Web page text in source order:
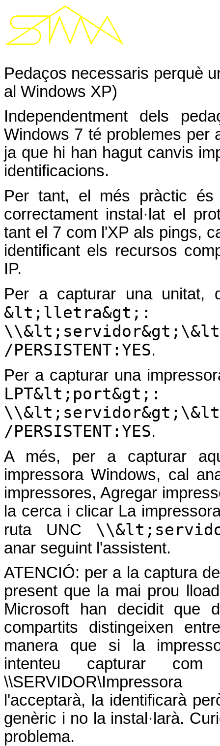
Pedaços necessaris perquè
al Windows XP)
Independentment dels
Windows 7 té problemes per
ja que hi han hagut canvis
identificacions.
Per tant, el més pràctic
correctament instal·lat el
tant el 7 com l'XP als pings,
identificant els recursos
IP.
Per a capturar una
&lt;lletra&gt;:
/PERSISTENT:YES.
Per a capturar una
LPT&lt;port&gt;:
/PERSISTENT:YES.
A més, per a capturar
impressora Windows, cal
impressores, Agregar
la cerca i clicar La
ruta UNC
anar seguint l'assistent.
ATENCIÓ: per a la captura
present que la mai prou
Microsoft han decidit que
compartits distingeixen
manera que si la
intenteu capturar com
l'acceptarà, la identificarà
genèric i no la instal·larà.
problema.